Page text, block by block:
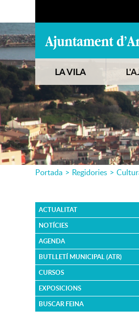
LA VILA
Portada > Regidories >
ACTUALITAT
NOTÍCIES
AGENDA
BUTLLETÍ MUNICIPAL (ATR)
CURSOS
EXPOSICIONS
BUSCAR FEINA